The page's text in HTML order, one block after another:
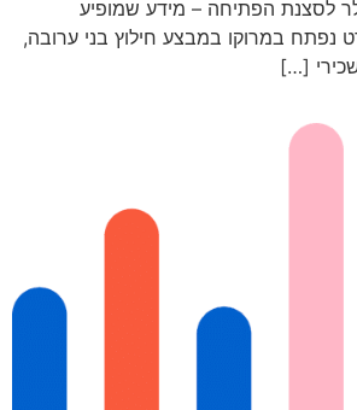
לסצנת הפתיחה – מידע שמופיע
נפתח במרוקו במבצע חילוץ בני ערובה,
[…]